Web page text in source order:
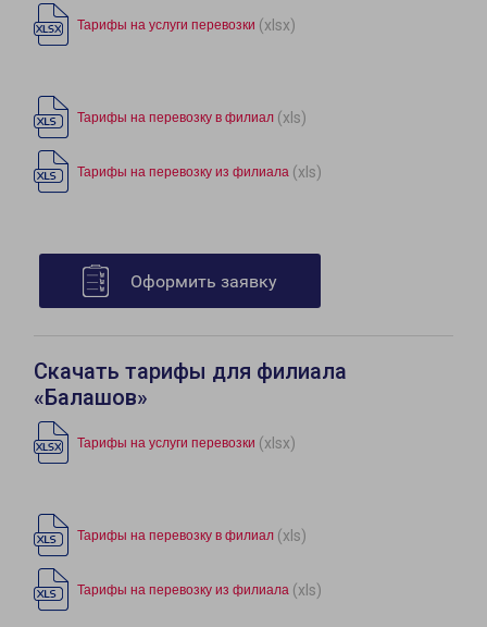
Тарифы на услуги перевозки (xlsx)
Тарифы на перевозку в филиал (xls)
Тарифы на перевозку из филиала (xls)
Оформить заявку
Скачать тарифы для филиала
«Балашов»
Тарифы на услуги перевозки (xlsx)
Тарифы на перевозку в филиал (xls)
Тарифы на перевозку из филиала (xls)